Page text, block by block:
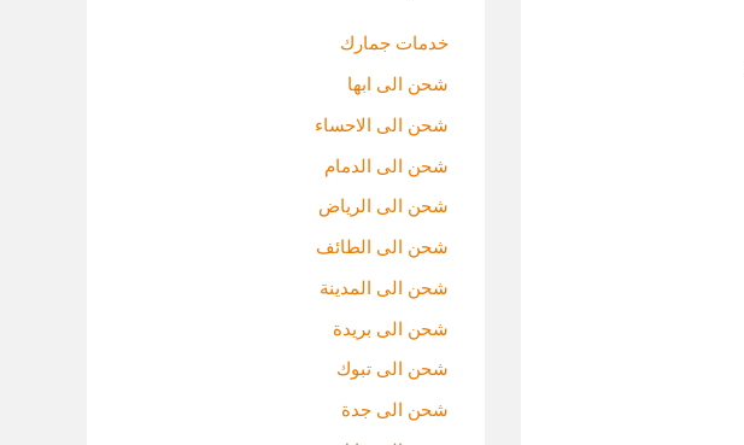
خدمات جمارك
شحن الى ابها
شحن الى الاحساء
شحن الى الدمام
شحن الى الرياض
شحن الى الطائف
شحن الى المدينة
شحن الى بريدة
شحن الى تبوك
شحن الى جدة